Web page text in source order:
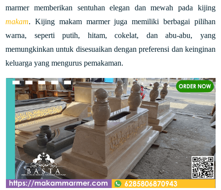
marmer memberikan sentuhan elegan dan mewah pada kijing
makam. Kijing makam marmer juga memiliki berbagai pilihan
warna, seperti putih, hitam, cokelat, dan abu-abu, yang
memungkinkan untuk disesuaikan dengan preferensi dan keinginan
keluarga yang mengurus pemakaman.